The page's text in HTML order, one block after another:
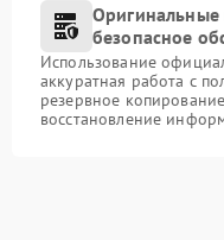
безопасное
Использование
аккуратная работа с
резервное
восстановление